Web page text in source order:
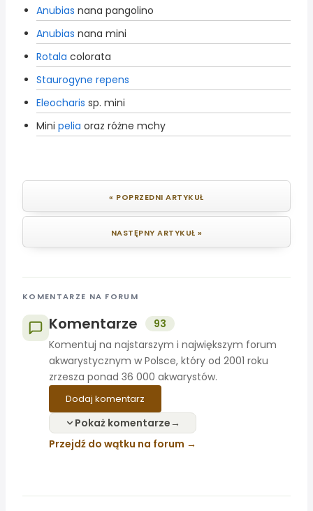
Anubias nana pangolino
Anubias nana mini
Rotala colorata
Staurogyne repens
Eleocharis sp. mini
Mini pelia oraz różne mchy
« POPRZEDNI ARTYKUŁ
NASTĘPNY ARTYKUŁ »
KOMENTARZE NA FORUM
Komentarze
93
Komentuj na najstarszym i największym forum
akwarystycznym w Polsce, który od 2001 roku
zrzesza ponad 36 000 akwarystów.
Dodaj komentarz
Pokaż komentarze
Przejdź do wątku na forum